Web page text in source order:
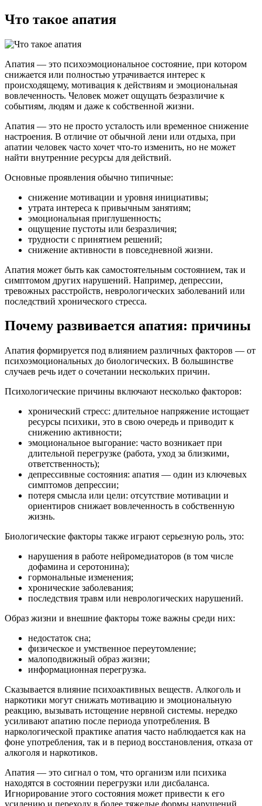
Что такое апатия
Апатия — это психоэмоциональное состояние, при котором
снижается или полностью утрачивается интерес к
происходящему, мотивация к действиям и эмоциональная
вовлеченность. Человек может ощущать безразличие к
событиям, людям и даже к собственной жизни.
Апатия — это не просто усталость или временное снижение
настроения. В отличие от обычной лени или отдыха, при
апатии человек часто хочет что-то изменить, но не может
найти внутренние ресурсы для действий.
Основные проявления обычно типичные:
снижение мотивации и уровня инициативы;
утрата интереса к привычным занятиям;
эмоциональная приглушенность;
ощущение пустоты или безразличия;
трудности с принятием решений;
снижение активности в повседневной жизни.
Апатия может быть как самостоятельным состоянием, так и
симптомом других нарушений. Например, депрессии,
тревожных расстройств, неврологических заболеваний или
последствий хронического стресса.
Почему развивается апатия: причины
Апатия формируется под влиянием различных факторов — от
психоэмоциональных до биологических. В большинстве
случаев речь идет о сочетании нескольких причин.
Психологические причины включают несколько факторов:
хронический стресс: длительное напряжение истощает
ресурсы психики, это в свою очередь и приводит к
снижению активности;
эмоциональное выгорание: часто возникает при
длительной перегрузке (работа, уход за близкими,
ответственность);
депрессивные состояния: апатия — один из ключевых
симптомов депрессии;
потеря смысла или цели: отсутствие мотивации и
ориентиров снижает вовлеченность в собственную
жизнь.
Биологические факторы также играют серьезную роль, это:
нарушения в работе нейромедиаторов (в том числе
дофамина и серотонина);
гормональные изменения;
хронические заболевания;
последствия травм или неврологических нарушений.
Образ жизни и внешние факторы тоже важны среди них:
недостаток сна;
физическое и умственное переутомление;
малоподвижный образ жизни;
информационная перегрузка.
Сказывается влияние психоактивных веществ. Алкоголь и
наркотики могут снижать мотивацию и эмоциональную
реакцию, вызывать истощение нервной системы. нередко
усиливают апатию после периода употребления. В
наркологической практике апатия часто наблюдается как на
фоне употребления, так и в период восстановления, отказа от
алкоголя и наркотиков.
Апатия — это сигнал о том, что организм или психика
находятся в состоянии перегрузки или дисбаланса.
Игнорирование этого состояния может привести к его